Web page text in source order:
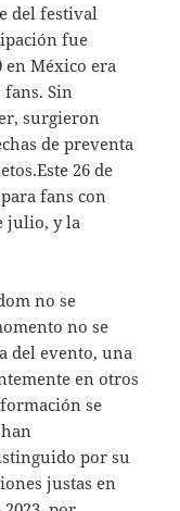
del festival
fue
en México era
fans. Sin
surgieron
de preventa
26 de
fans con
julio, y la
no se
no se
del evento, una
en otros
se
por su
justas en